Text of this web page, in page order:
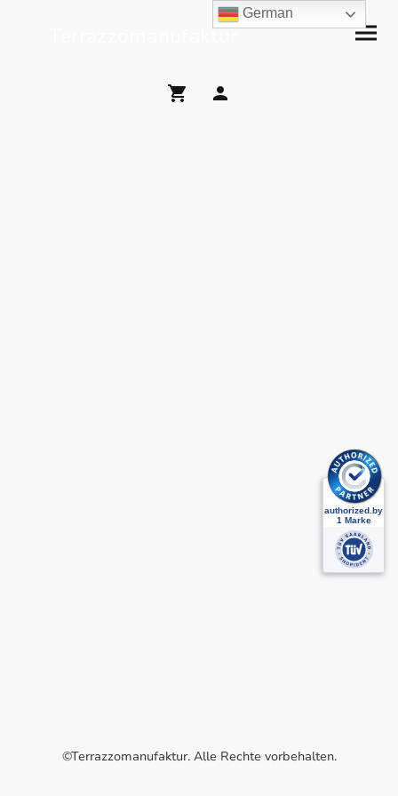
Terrazzomanufaktur
©Terrazzomanufaktur. Alle Rechte vorbehalten.
German